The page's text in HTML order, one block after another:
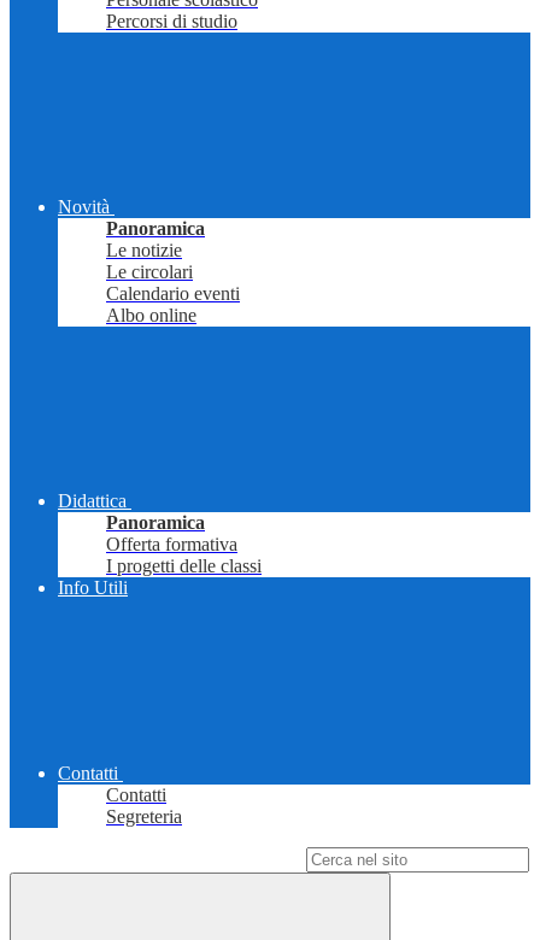
Percorsi di studio
Novità
Panoramica
Le notizie
Le circolari
Calendario eventi
Albo online
Didattica
Panoramica
Offerta formativa
I progetti delle classi
Info Utili
Contatti
Contatti
Segreteria